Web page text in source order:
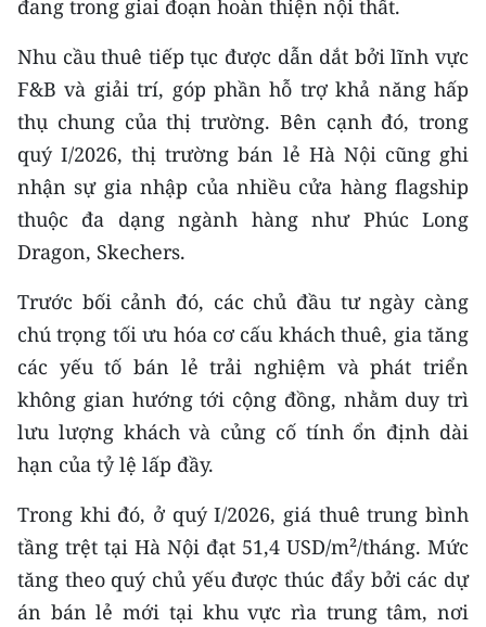
đang trong giai đoạn hoàn thiện nội thất.
Nhu cầu thuê tiếp tục được dẫn dắt bởi lĩnh vực
F&B và giải trí, góp phần hỗ trợ khả năng hấp
thụ chung của thị trường. Bên cạnh đó, trong
quý I/2026, thị trường bán lẻ Hà Nội cũng ghi
nhận sự gia nhập của nhiều cửa hàng flagship
thuộc đa dạng ngành hàng như Phúc Long
Dragon, Skechers.
Trước bối cảnh đó, các chủ đầu tư ngày càng
chú trọng tối ưu hóa cơ cấu khách thuê, gia tăng
các yếu tố bán lẻ trải nghiệm và phát triển
không gian hướng tới cộng đồng, nhằm duy trì
lưu lượng khách và củng cố tính ổn định dài
hạn của tỷ lệ lấp đầy.
Trong khi đó, ở quý I/2026, giá thuê trung bình
tầng trệt tại Hà Nội đạt 51,4 USD/m²/tháng. Mức
tăng theo quý chủ yếu được thúc đẩy bởi các dự
án bán lẻ mới tại khu vực rìa trung tâm, nơi